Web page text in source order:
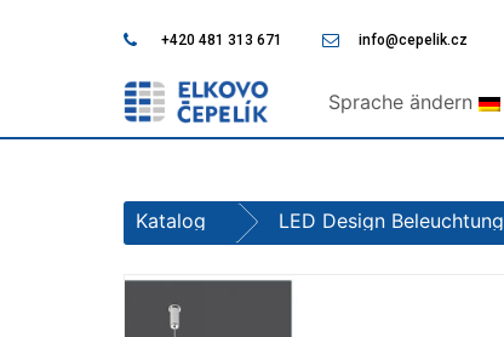
+420 481 313 671 info@cepelik.cz
Sprache ändern
Katalog LED Design Beleuchtung